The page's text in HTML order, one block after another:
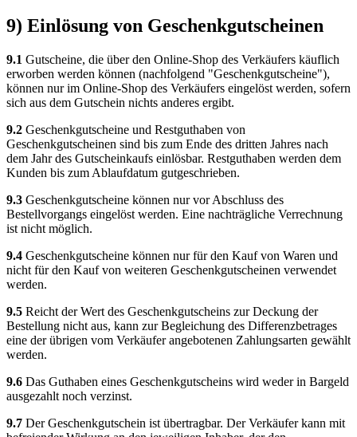
9) Einlösung von Geschenkgutscheinen
9.1 Gutscheine, die über den Online-Shop des Verkäufers käuflich
erworben werden können (nachfolgend "Geschenkgutscheine"),
können nur im Online-Shop des Verkäufers eingelöst werden, sofern
sich aus dem Gutschein nichts anderes ergibt.
9.2 Geschenkgutscheine und Restguthaben von
Geschenkgutscheinen sind bis zum Ende des dritten Jahres nach
dem Jahr des Gutscheinkaufs einlösbar. Restguthaben werden dem
Kunden bis zum Ablaufdatum gutgeschrieben.
9.3 Geschenkgutscheine können nur vor Abschluss des
Bestellvorgangs eingelöst werden. Eine nachträgliche Verrechnung
ist nicht möglich.
9.4 Geschenkgutscheine können nur für den Kauf von Waren und
nicht für den Kauf von weiteren Geschenkgutscheinen verwendet
werden.
9.5 Reicht der Wert des Geschenkgutscheins zur Deckung der
Bestellung nicht aus, kann zur Begleichung des Differenzbetrages
eine der übrigen vom Verkäufer angebotenen Zahlungsarten gewählt
werden.
9.6 Das Guthaben eines Geschenkgutscheins wird weder in Bargeld
ausgezahlt noch verzinst.
9.7 Der Geschenkgutschein ist übertragbar. Der Verkäufer kann mit